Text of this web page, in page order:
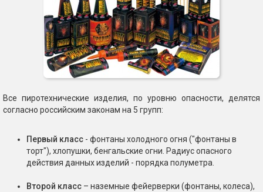
Все пиротехнические изделия, по уровню опасности, делятся
согласно российским законам на 5 групп:
Первый класс - фонтаны холодного огня ("фонтаны в
торт"), хлопушки, бенгальские огни. Радиус опасного
действия данных изделий - порядка полуметра.
Второй класс – наземные фейерверки (фонтаны, колеса),